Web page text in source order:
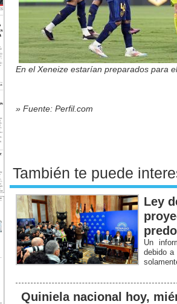
En el Xeneize estarían preparados para
» Fuente: Perfil.com
También te puede
Ley
Un
debido a
Quiniela nacional hoy,